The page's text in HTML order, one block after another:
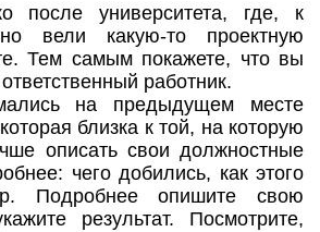
после университета, где, к
вели какую-то проектную
Тем самым покажете, что вы
работник.
на предыдущем месте
близка к той, на которую
описать свои должностные
чего добились, как этого
Подробнее опишите свою
результат. Посмотрите,